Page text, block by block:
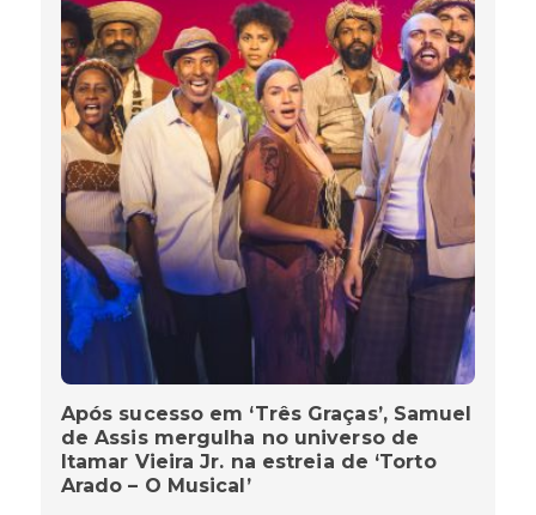
Após sucesso em ‘Três Graças’, Samuel
de Assis mergulha no universo de
Itamar Vieira Jr. na estreia de ‘Torto
Arado – O Musical’